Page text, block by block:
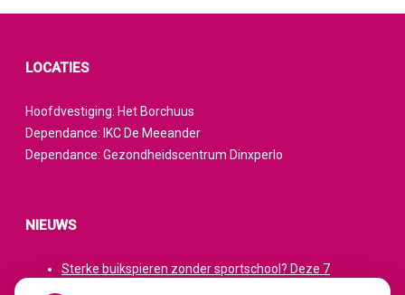
LOCATIES
Hoofdvestiging: Het Borchuus
Dependance: IKC De Meeander
Dependance: Gezondheidscentrum Dinxperlo
NIEUWS
Sterke buikspieren zonder sportschool? Deze 7